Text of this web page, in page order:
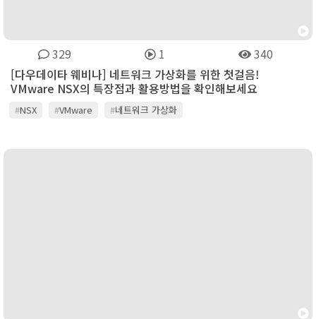
329 1
340
[다우데이타 웨비나] 네트워크 가상화를 위한 첫걸음!
VMware NSX의 특장점과 활용방법을 확인해보세요
#NSX #VMware #네트워크 가상화